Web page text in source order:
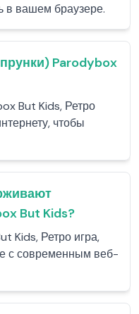
в вашем браузере.
Parodybox
But Kids, Ретро
чтобы
But Kids?
Kids, Ретро игра,
с современным веб-